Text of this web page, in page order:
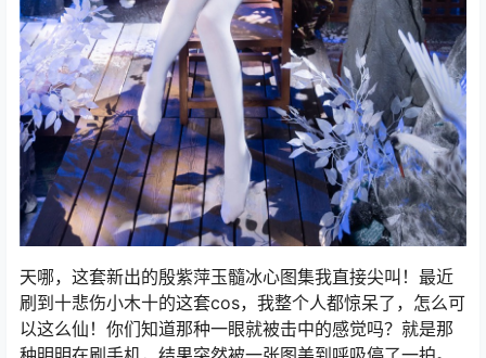
天哪，这套新出的殷紫萍玉髓冰心图集我直接尖叫！最近
刷到十悲伤小木十的这套cos，我整个人都惊呆了，怎么可
以这么仙！你们知道那种一眼就被击中的感觉吗？就是那